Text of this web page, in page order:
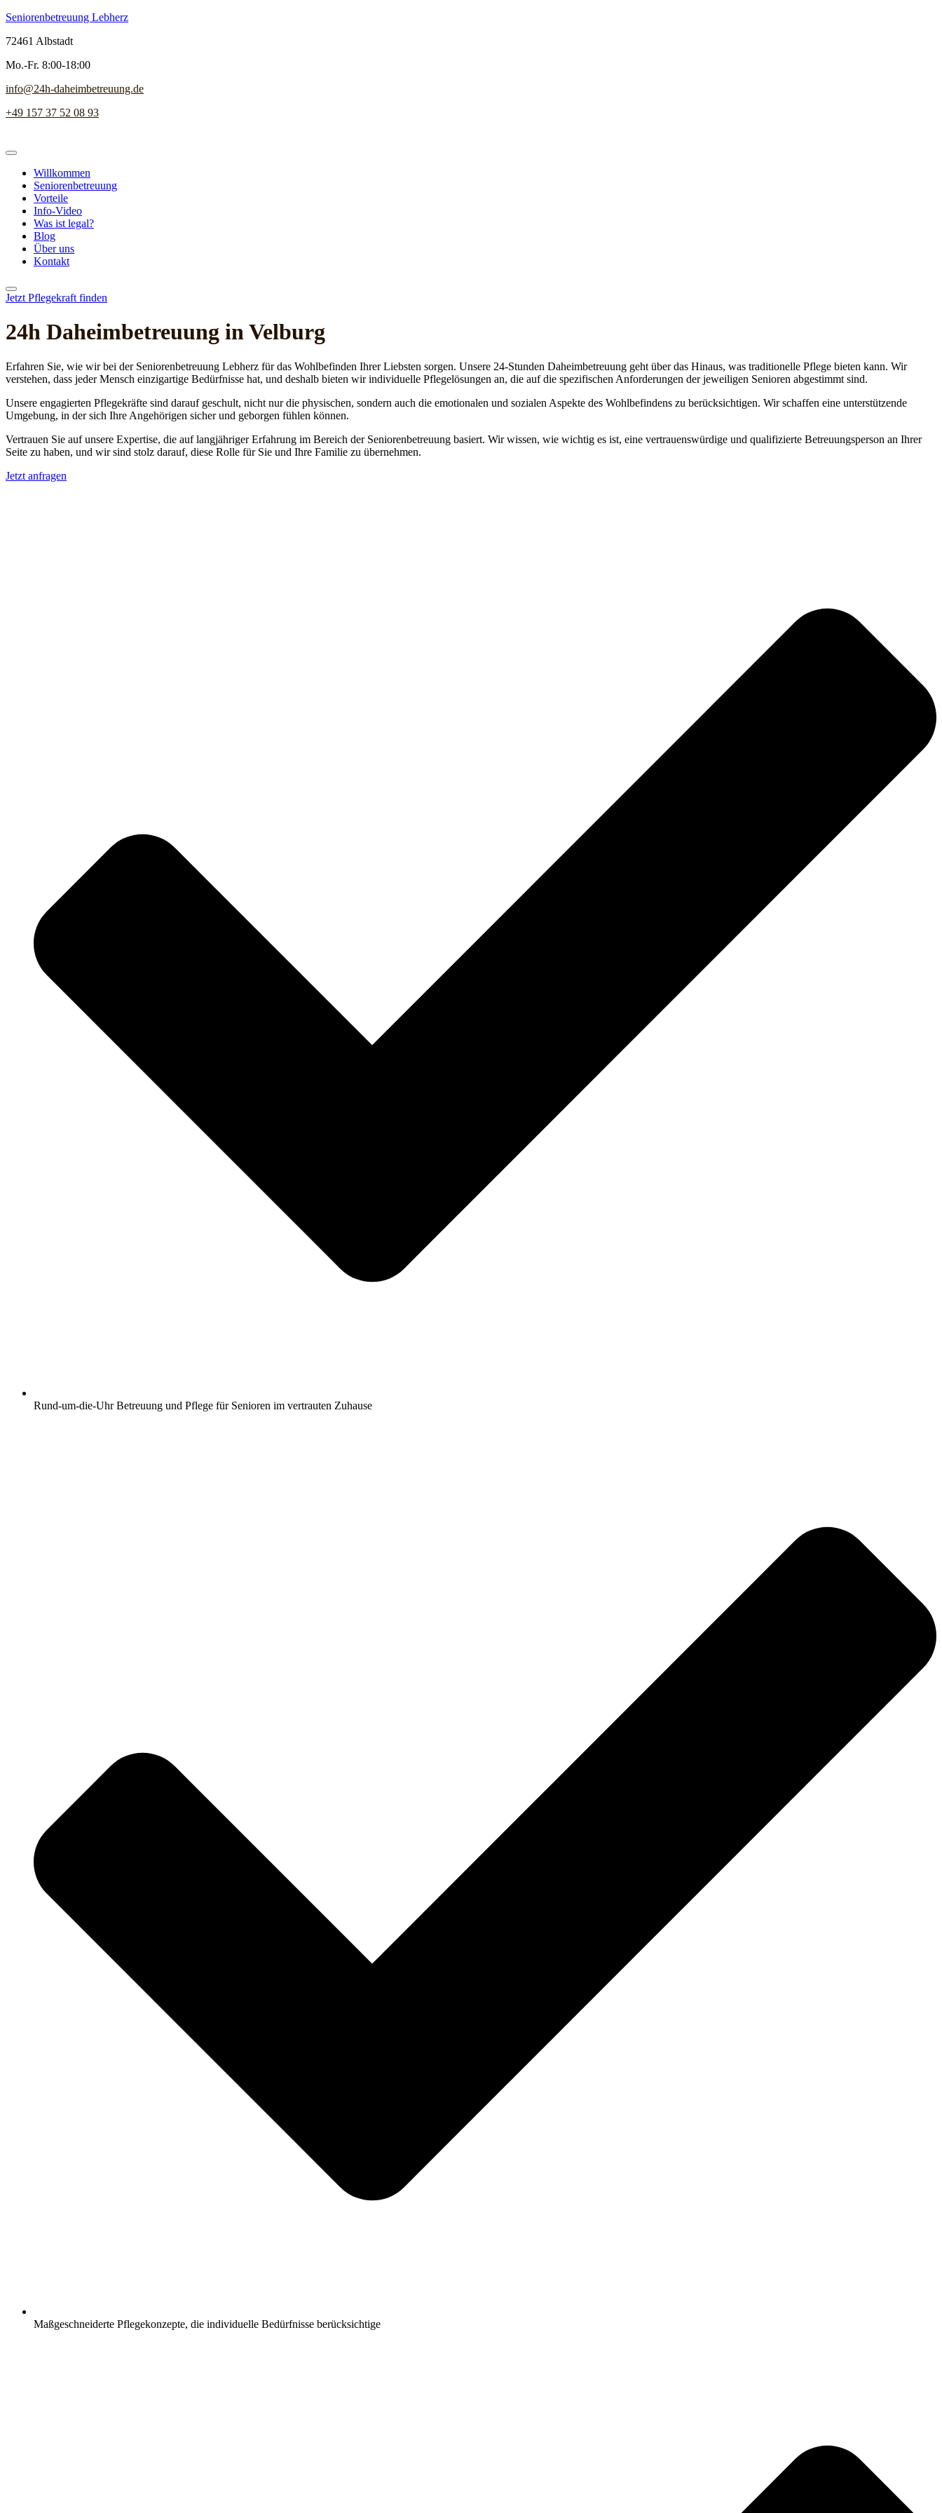
Seniorenbetreuung Lebherz
72461 Albstadt
Mo.-Fr. 8:00-18:00
info@24h-daheimbetreuung.de
+49 157 37 52 08 93
Willkommen
Seniorenbetreuung
Vorteile
Info-Video
Was ist legal?
Blog
Über uns
Kontakt
Jetzt Pflegekraft finden
24h Daheim­betreuung in Velburg
Erfahren Sie, wie wir bei der Seniorenbetreuung Lebherz für das Wohlbefinden Ihrer Liebsten sorgen. Unsere 24-Stunden Daheimbetreuung geht über das Hinaus, was traditionelle Pflege bieten kann. Wir
verstehen, dass jeder Mensch einzigartige Bedürfnisse hat, und deshalb bieten wir individuelle Pflegelösungen an, die auf die spezifischen Anforderungen der jeweiligen Senioren abgestimmt sind.
Unsere engagierten Pflegekräfte sind darauf geschult, nicht nur die physischen, sondern auch die emotionalen und sozialen Aspekte des Wohlbefindens zu berücksichtigen. Wir schaffen eine unterstützende
Umgebung, in der sich Ihre Angehörigen sicher und geborgen fühlen können.
Vertrauen Sie auf unsere Expertise, die auf langjähriger Erfahrung im Bereich der Seniorenbetreuung basiert. Wir wissen, wie wichtig es ist, eine vertrauenswürdige und qualifizierte Betreuungsperson an Ihrer
Seite zu haben, und wir sind stolz darauf, diese Rolle für Sie und Ihre Familie zu übernehmen.
Jetzt anfragen
Rund-um-die-Uhr Betreuung und Pflege für Senioren im vertrauten Zuhause
Maßgeschneiderte Pflegekonzepte, die individuelle Bedürfnisse berücksichtige